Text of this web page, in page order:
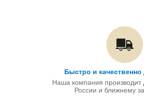
Быстро и
Наша компания производит
России и ближнему